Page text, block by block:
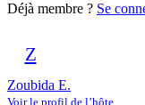
Déjà membre ? Se
Z
Zoubida E.
Voir le profil de l’hôte